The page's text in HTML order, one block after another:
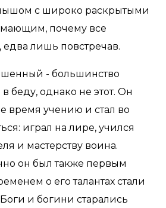
с широко раскрытыми
почему все
едва лишь повстречав.
- большинство
беду, однако не этот. Он
время учению и стал во
играл на лире, учился
и мастерству воина.
он был также первым
о его талантах стали
и богини старались